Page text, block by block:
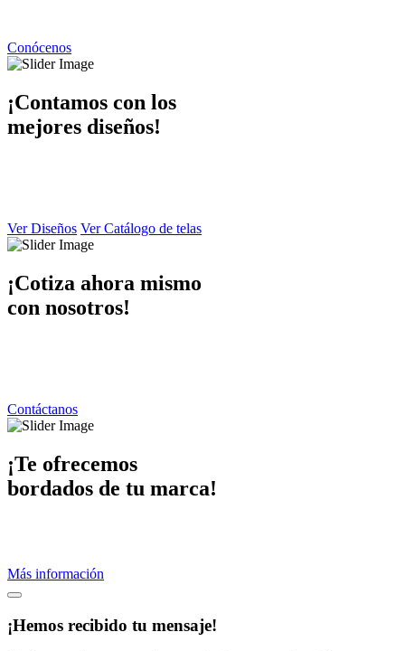
Conócenos
¡Contamos con los
mejores diseños!
Ver Diseños Ver Catálogo de telas
¡Cotiza ahora mismo
con nosotros!
Contáctanos
¡Te ofrecemos
bordados de tu marca!
Más información
¡Hemos recibido tu mensaje!